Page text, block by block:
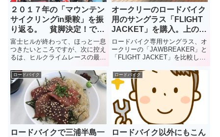
２０１７年の「マウンテン
サイクリングin乗鞍」を振
り返る。 貧脚決定！でも
景色は最高！
富士ヒルが終わって、ほっと一息
つきたいところですが、次に控え
るは、ヒルクライムレースの最高
鞍」。今年も晴れてくれることを
祈りながら、昨年初参加した大会
の模様を振り返りたいと思いま
す。自分の貧脚ぶりに気付かされ
た、ほろ苦い大会になりました。
オークリーのロードバイク
用のサングラス「FLIGHT
JACKET」を購入。上のフ
レームがなくて視界がクリ
アって、かなりいいかも。
ロードバイク専用サングラス、オ
ークリーの「JAWBREAKER」と
「FLIGHT JACKET」を比較して
どれだけ視界が良くなるのか検証
してみました。
ロードバイク
ロードバイクで三浦半島一
ロードバイク
ロードバイク以外にもこん